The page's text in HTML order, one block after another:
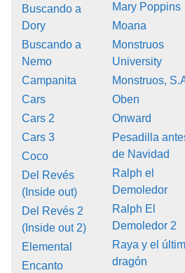
Buscando a
Dory
Buscando a
Nemo
Campanita
Cars
Cars 2
Cars 3
Coco
Del Revés
(Inside out)
Del Revés 2
(Inside out 2)
Elemental
Encanto
Mary Poppins
Moana
Monstruos
University
Monstruos,
Oben
Onward
Pesadilla
de Navidad
Ralph el
Demoledor
Ralph El
Demoledor 2
Raya y el
dragón